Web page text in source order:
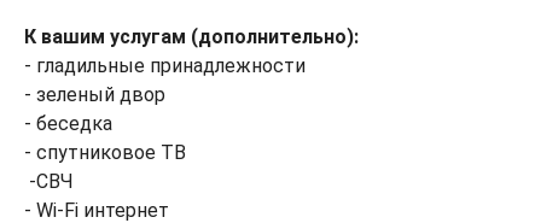
К вашим услугам (дополнительно):
- гладильные принадлежности
- зеленый двор
- беседка
- спутниковое ТВ
-СВЧ
- Wi-Fi интернет